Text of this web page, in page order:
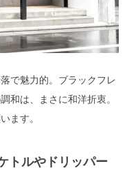
で魅力的。ブラックフレ
和は、まさに和洋折衷。
ます。
トルやドリッパー